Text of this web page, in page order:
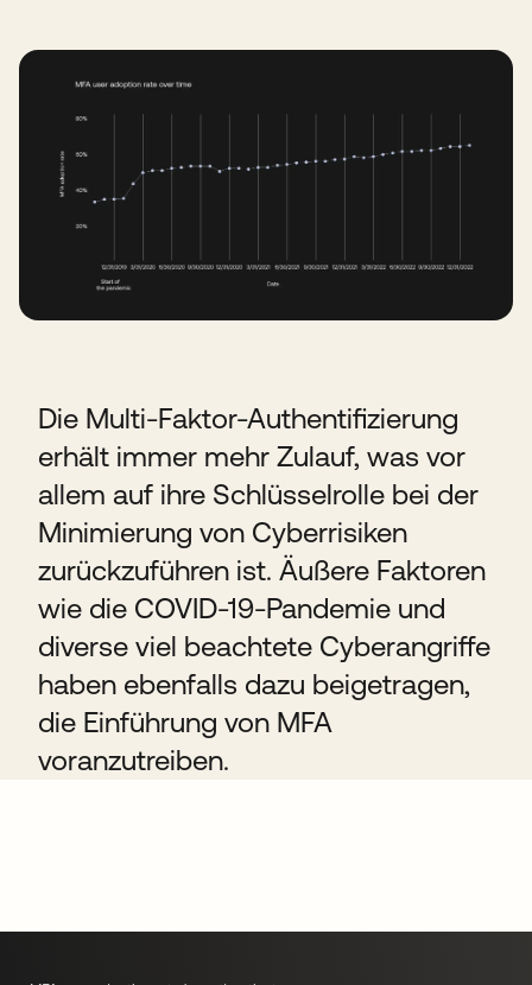
Die Multi-Faktor-Authentifizierung
erhält immer mehr Zulauf, was vor
allem auf ihre Schlüsselrolle bei der
Minimierung von Cyberrisiken
zurückzuführen ist. Äußere Faktoren
wie die COVID-19-Pandemie und
diverse viel beachtete Cyberangriffe
haben ebenfalls dazu beigetragen,
die Einführung von MFA
voranzutreiben.